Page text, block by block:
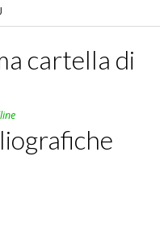
cartella di